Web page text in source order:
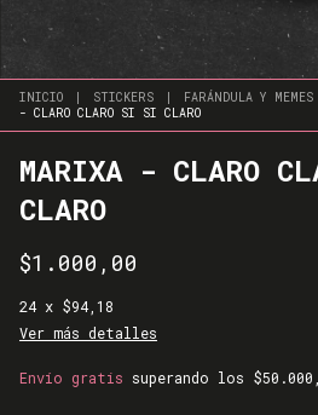
INICIO | STICKERS | FARÁNDULA Y MEMES
- CLARO CLARO SI SI CLARO
MARIXA - CLARO
CLARO
$1.000,00
24 x $94,18
Ver más detalles
Envío gratis superando los